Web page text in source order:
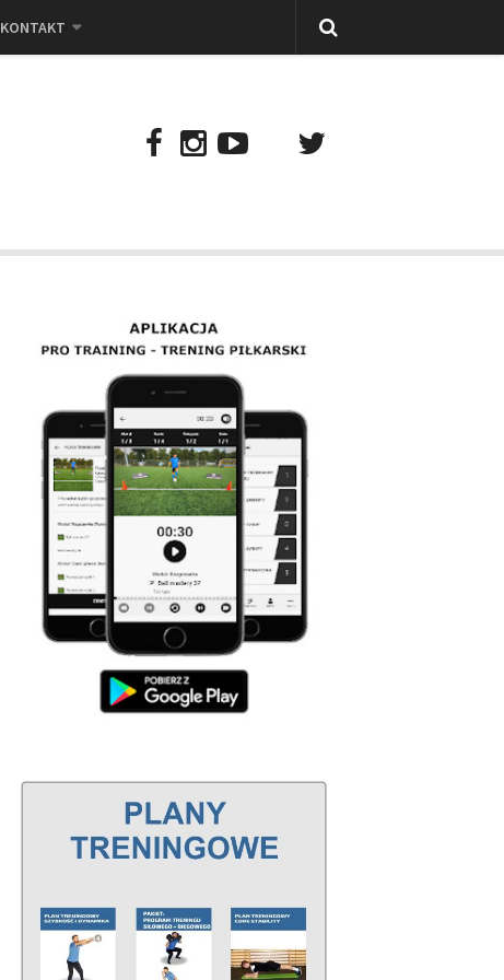
KONTAKT